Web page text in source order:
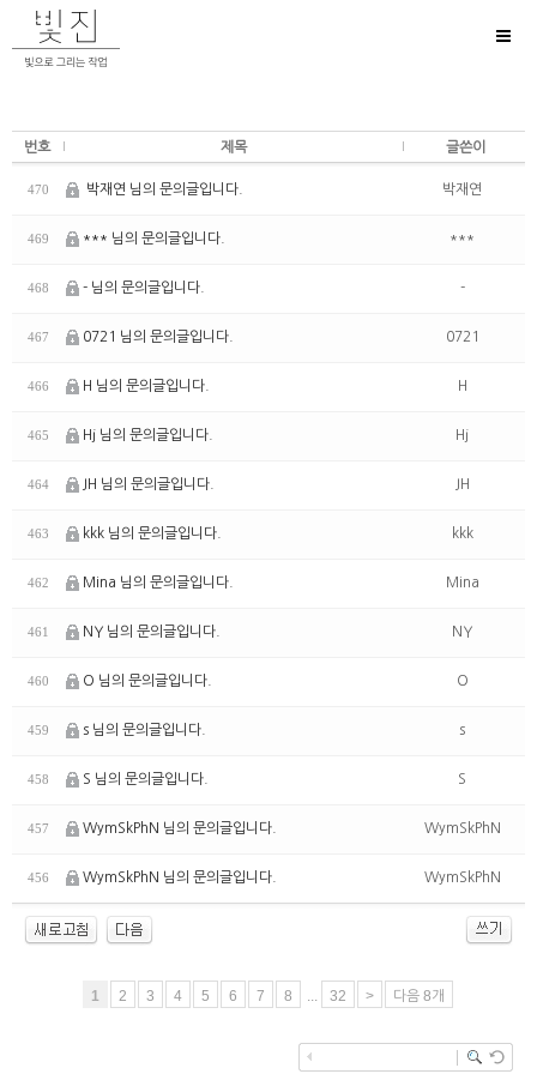
번호 제목 글쓴이
470 박재연 님의 문의글입니다. 박재연
469 *** 님의 문의글입니다. ***
468 - 님의 문의글입니다. -
467 0721 님의 문의글입니다. 0721
466 H 님의 문의글입니다. H
465 Hj 님의 문의글입니다. Hj
464 JH 님의 문의글입니다. JH
463 kkk 님의 문의글입니다. kkk
462 Mina 님의 문의글입니다. Mina
461 NY 님의 문의글입니다. NY
460 O 님의 문의글입니다. O
459 s 님의 문의글입니다. s
458 S 님의 문의글입니다. S
457 WymSkPhN 님의 문의글입니다. WymSkPhN
456 WymSkPhN 님의 문의글입니다. WymSkPhN
1 2 3 4 5 6 7 8 ... 32 > 다음 8개